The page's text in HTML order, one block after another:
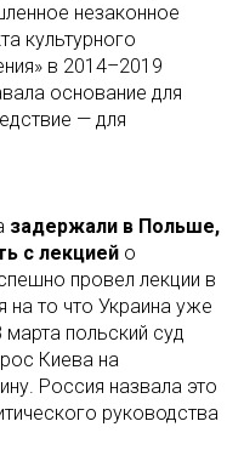
незаконное
культурного
в 2014–2019
основание для
— для
задержали в Польше,
с лекцией о
провел лекции в
на то что Украина уже
польский суд
Киева на
Россия назвала это
руководства